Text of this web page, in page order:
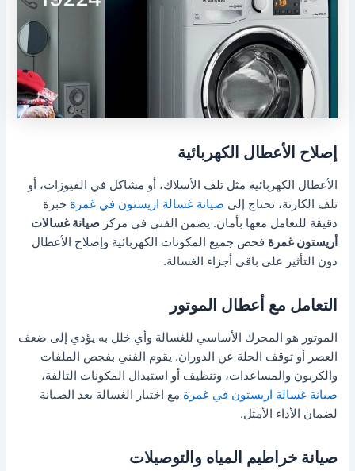
إصلاح الأعطال الكهربائية
الأعطال الكهربائية مثل تلف الأسلاك، أو مشاكل في الفيوزات، أو
تلف الكارتة، تحتاج إلى صيانة غسالة اريستون في غمرة خبرة
دقيقة للتعامل معها بأمان. يضمن الفني في مركزصيانة غسالات
أريستون غمرة فحص جميع المكونات الكهربائية وإصلاح الأعطال
دون التأثير على باقي أجزاء الغسالة.
التعامل مع أعطال الموتور
الموتور هو المحرك الأساسي للغسالة وأي خلل به يؤدي إلى ضعف
العصر أو توقف الحلة عن الدوران. يقوم الفني بفحص الملفات
والكربون والمساعدات، وتنظيف أو استبدال المكونات التالفة،
صيانة غسالة اريستون في غمرة مع اختبار الغسالة بعد الصيانة
لضمان الأداء الأمثل.
صيانة خراطيم المياه والتوصيلات